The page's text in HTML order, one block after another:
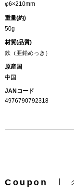
φ6×210mm
重量(約)
50g
材質(品質)
鉄（亜鉛めっき）
原産国
中国
JANコード
4976790792318
Coupon